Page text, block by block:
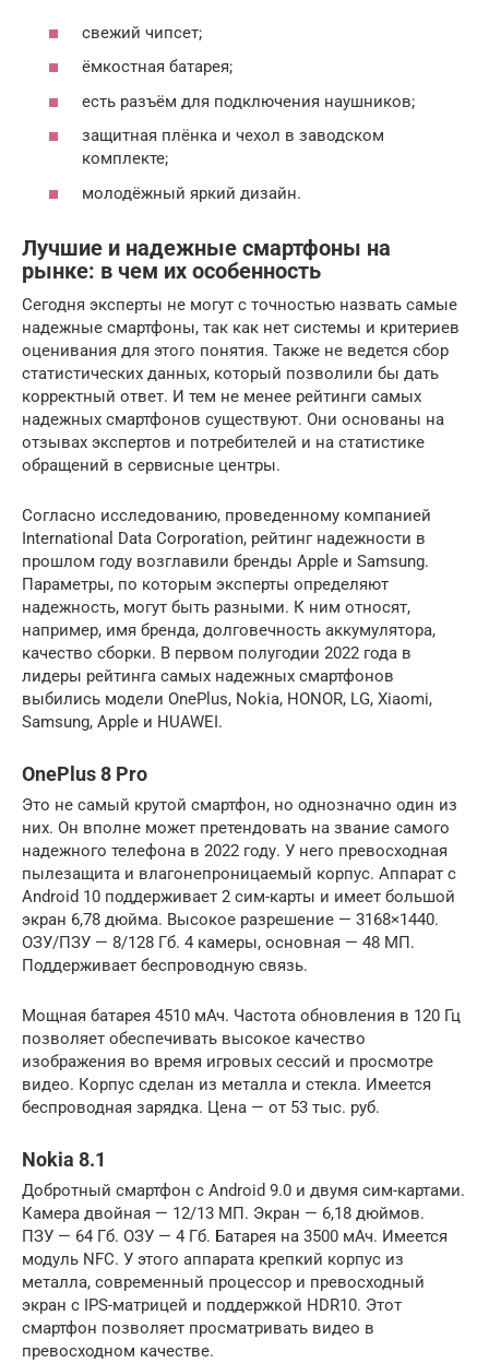
свежий чипсет;
ёмкостная батарея;
есть разъём для подключения наушников;
защитная плёнка и чехол в заводском
комплекте;
молодёжный яркий дизайн.
Лучшие и надежные смартфоны на
рынке: в чем их особенность
Сегодня эксперты не могут с точностью назвать самые
надежные смартфоны, так как нет системы и критериев
оценивания для этого понятия. Также не ведется сбор
статистических данных, который позволили бы дать
корректный ответ. И тем не менее рейтинги самых
надежных смартфонов существуют. Они основаны на
отзывах экспертов и потребителей и на статистике
обращений в сервисные центры.
Согласно исследованию, проведенному компанией
International Data Corporation, рейтинг надежности в
прошлом году возглавили бренды Apple и Samsung.
Параметры, по которым эксперты определяют
надежность, могут быть разными. К ним относят,
например, имя бренда, долговечность аккумулятора,
качество сборки. В первом полугодии 2022 года в
лидеры рейтинга самых надежных смартфонов
выбились модели OnePlus, Nokia, HONOR, LG, Xiaomi,
Samsung, Apple и HUAWEI.
OnePlus 8 Pro
Это не самый крутой смартфон, но однозначно один из
них. Он вполне может претендовать на звание самого
надежного телефона в 2022 году. У него превосходная
пылезащита и влагонепроницаемый корпус. Аппарат с
Android 10 поддерживает 2 сим-карты и имеет большой
экран 6,78 дюйма. Высокое разрешение — 3168×1440.
ОЗУ/ПЗУ — 8/128 Гб. 4 камеры, основная — 48 МП.
Поддерживает беспроводную связь.
Мощная батарея 4510 мАч. Частота обновления в 120 Гц
позволяет обеспечивать высокое качество
изображения во время игровых сессий и просмотре
видео. Корпус сделан из металла и стекла. Имеется
беспроводная зарядка. Цена — от 53 тыс. руб.
Nokia 8.1
Добротный смартфон с Android 9.0 и двумя сим-картами.
Камера двойная — 12/13 МП. Экран — 6,18 дюймов.
ПЗУ — 64 Гб. ОЗУ — 4 Гб. Батарея на 3500 мАч. Имеется
модуль NFC. У этого аппарата крепкий корпус из
металла, современный процессор и превосходный
экран с IPS-матрицей и поддержкой HDR10. Этот
смартфон позволяет просматривать видео в
превосходном качестве.